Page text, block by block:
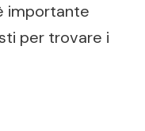
importante
per trovare i